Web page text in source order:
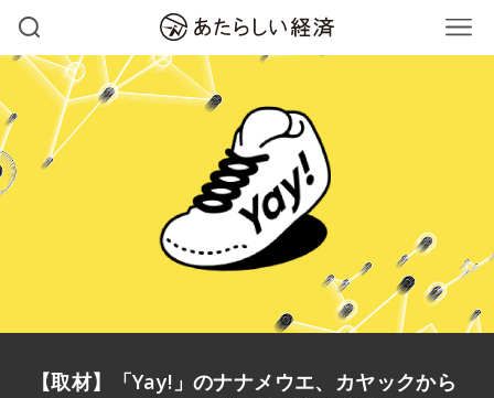
【取材】「Yay!」のナナメウエ、カヤックから